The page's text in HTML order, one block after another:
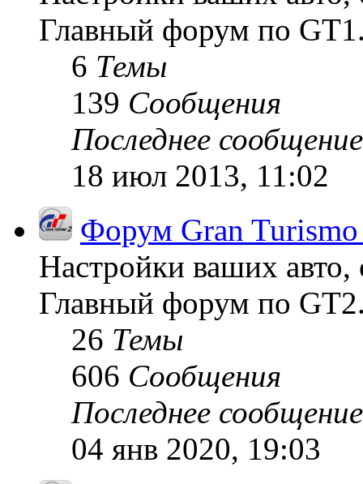
Главный форум по
6 Темы
139 Сообщения
Последнее сообщение
18 июл 2013, 11:02
Форум Gran
Настройки ваших авто,
Главный форум по
26 Темы
606 Сообщения
Последнее сообщение
04 янв 2020, 19:03